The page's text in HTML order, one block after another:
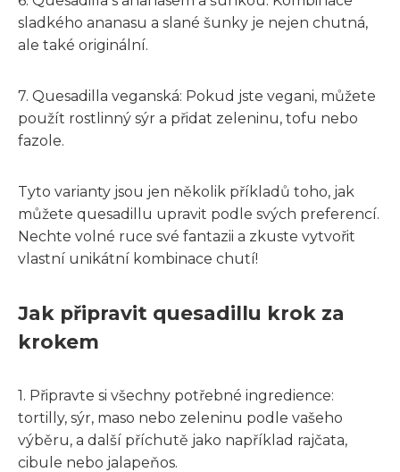
sladkého ananasu a slané šunky je nejen chutná,
ale také originální.
7. Quesadilla veganská: Pokud jste vegani, můžete
použít rostlinný sýr a přidat zeleninu, tofu nebo
fazole.
Tyto varianty jsou jen několik příkladů toho, jak
můžete quesadillu upravit podle svých preferencí.
Nechte volné ruce své fantazii a zkuste vytvořit
vlastní unikátní kombinace chutí!
Jak připravit quesadillu krok za
krokem
1. Připravte si všechny potřebné ingredience:
tortilly, sýr, maso nebo zeleninu podle vašeho
výběru, a další příchutě jako například rajčata,
cibule nebo jalapeňos.